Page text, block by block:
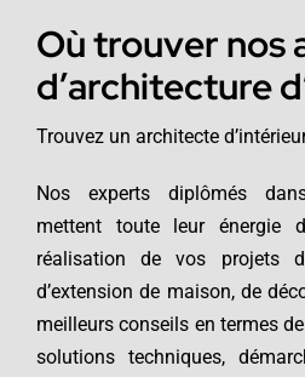
Où trouver nos
d’architecture
Trouvez un architecte
Nos experts diplômés
mettent toute leur énergie
réalisation de vos projets
d’extension de maison, de
meilleurs conseils en termes
solutions techniques,